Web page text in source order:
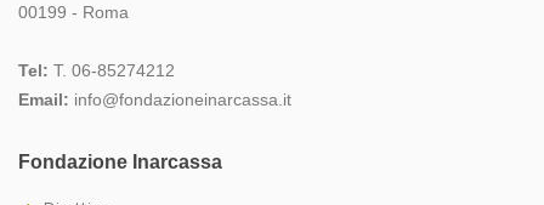
00199 - Roma
Tel: T. 06-85274212
Email: info@fondazioneinarcassa.it
Fondazione Inarcassa